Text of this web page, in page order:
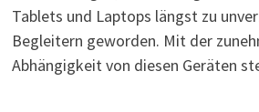
Tablets und Laptops längst zu
Begleitern geworden. Mit der
Abhängigkeit von diesen Geräten